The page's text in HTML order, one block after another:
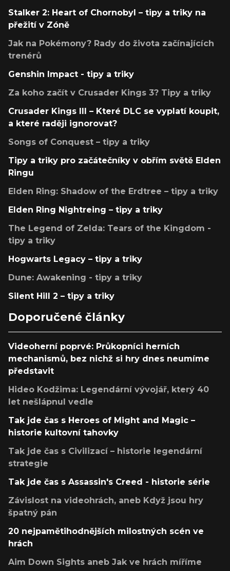
Stalker 2: Heart of Chornobyl – tipy a triky na
přežití v Zóně
Jak na Pokémony? Rady do života začínajících
trenérů
Genshin Impact - tipy a triky
Za koho začít v Crusader Kings 3? Tipy a triky
Crusader Kings III – Které DLC se vyplatí koupit,
a které raději ignorovat?
Songs of Conquest – tipy a triky
Tipy a triky pro začátečníky v obřím světě Elden
Ringu
Elden Ring: Shadow of the Erdtree – tipy a triky
Elden Ring Nightreing – tipy a triky
The Legend of Zelda: Tears of the Kingdom -
tipy a triky
Hogwarts Legacy – tipy a triky
Dune: Awakening - tipy a triky
Silent Hill 2 – tipy a triky
Doporučené články
Videoherní poprvé: Průkopníci herních
mechanismů, bez nichž si hry dnes neumíme
představit
Hideo Kodžima: Legendární vývojář, který 40
let nešlápnul vedle
Tak jde čas s Heroes of Might and Magic –
historie kultovní tahovky
Tak jde čas s Civilizací – historie legendární
strategie
Tak jde čas s Assassin's Creed - historie série
Závislost na videohrách, aneb Když jsou hry
špatný pán
20 nejpamětihodnějších milostných scén ve
hrách
Aim Down Sights aneb Jak ve hrách míříme